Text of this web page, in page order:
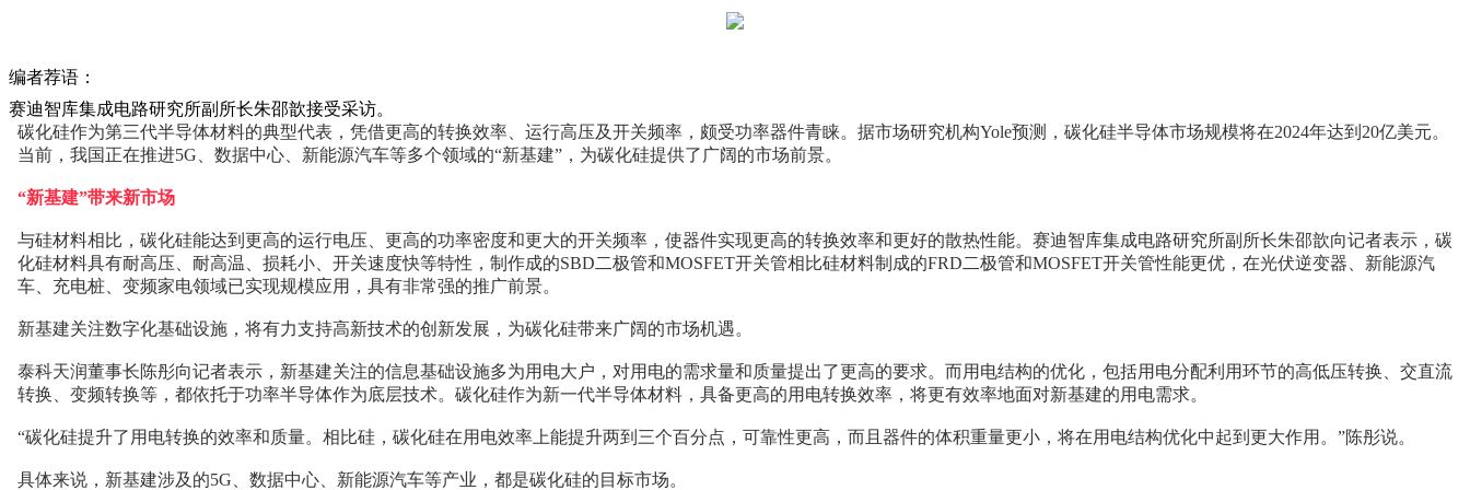
编者荐语：
赛迪智库集成电路研究所副所长朱邵歆接受采访。
碳化硅作为第三代半导体材料的典型代表，凭借更高的转换效率、运行高压及开关频率，颇受功率器件青睐。据市场研究机构Yole预测，碳化硅半导体市场规模将在2024年达到20亿美元。
当前，我国正在推进5G、数据中心、新能源汽车等多个领域的“新基建”，为碳化硅提供了广阔的市场前景。
“新基建”带来新市场
与硅材料相比，碳化硅能达到更高的运行电压、更高的功率密度和更大的开关频率，使器件实现更高的转换效率和更好的散热性能。赛迪智库集成电路研究所副所长朱邵歆向记者表示，碳
化硅材料具有耐高压、耐高温、损耗小、开关速度快等特性，制作成的SBD二极管和MOSFET开关管相比硅材料制成的FRD二极管和MOSFET开关管性能更优，在光伏逆变器、新能源汽
车、充电桩、变频家电领域已实现规模应用，具有非常强的推广前景。
新基建关注数字化基础设施，将有力支持高新技术的创新发展，为碳化硅带来广阔的市场机遇。
泰科天润董事长陈彤向记者表示，新基建关注的信息基础设施多为用电大户，对用电的需求量和质量提出了更高的要求。而用电结构的优化，包括用电分配利用环节的高低压转换、交直流
转换、变频转换等，都依托于功率半导体作为底层技术。碳化硅作为新一代半导体材料，具备更高的用电转换效率，将更有效率地面对新基建的用电需求。
“碳化硅提升了用电转换的效率和质量。相比硅，碳化硅在用电效率上能提升两到三个百分点，可靠性更高，而且器件的体积重量更小，将在用电结构优化中起到更大作用。”陈彤说。
具体来说，新基建涉及的5G、数据中心、新能源汽车等产业，都是碳化硅的目标市场。